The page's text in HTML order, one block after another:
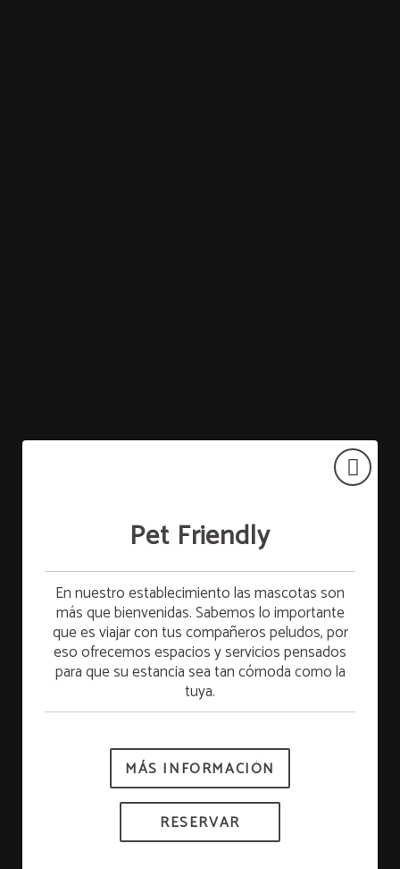
Desayuno gratis
Alójate el domingo y desayuna FREE el lunes.
¡Empieza la semana con full energía!
*Sujeto a disponibilidad.
RESERVAR
Pet Friendly
En nuestro establecimiento las mascotas son
más que bienvenidas. Sabemos lo importante
que es viajar con tus compañeros peludos, por
eso ofrecemos espacios y servicios pensados
para que su estancia sea tan cómoda como la
tuya.
MÁS INFORMACIÓN
RESERVAR